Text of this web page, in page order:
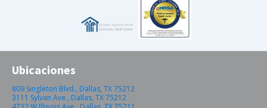
Ubicaciones
809 Singleton Blvd., Dallas, TX 75212
3111 Sylvan Ave., Dallas, TX 75212